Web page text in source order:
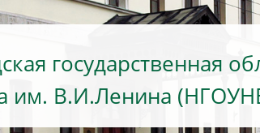
государственная
им. В.И.Ленина